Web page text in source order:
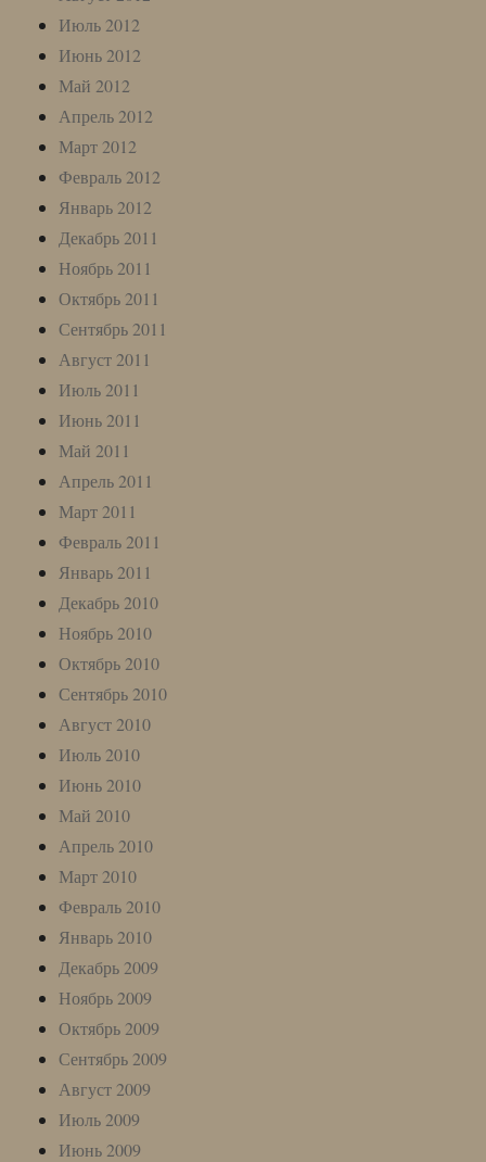
Июль 2012
Июнь 2012
Май 2012
Апрель 2012
Март 2012
Февраль 2012
Январь 2012
Декабрь 2011
Ноябрь 2011
Октябрь 2011
Сентябрь 2011
Август 2011
Июль 2011
Июнь 2011
Май 2011
Апрель 2011
Март 2011
Февраль 2011
Январь 2011
Декабрь 2010
Ноябрь 2010
Октябрь 2010
Сентябрь 2010
Август 2010
Июль 2010
Июнь 2010
Май 2010
Апрель 2010
Март 2010
Февраль 2010
Январь 2010
Декабрь 2009
Ноябрь 2009
Октябрь 2009
Сентябрь 2009
Август 2009
Июль 2009
Июнь 2009